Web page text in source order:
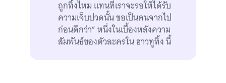
ถูกทิ้งไหม แทนที่เราจะรอให้ได้รับ
ความเจ็บปวดนั้น ขอเป็นคนจากไป
ก่อนดีกว่า” หนึ่งในเบื้องหลังความ
สัมพันธ์ของตัวละครใน ฮาวทูทิ้ง นี้